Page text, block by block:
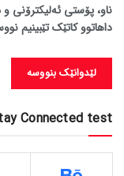
ناو، پۆستی ئەلیکترۆنی
داهاتوو کاتێک تێبینیم
Connected test